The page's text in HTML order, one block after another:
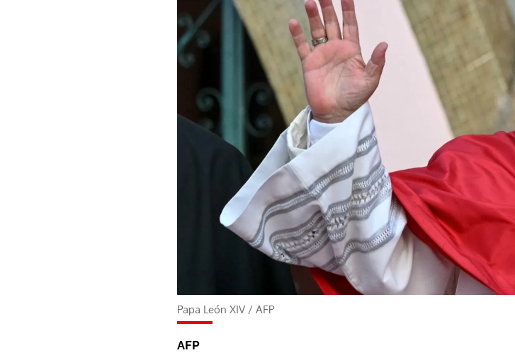
Papa León XIV / AFP
AFP